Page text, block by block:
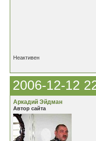
Неактивен
2006-12-12
Аркадий Эйдман
Автор сайта